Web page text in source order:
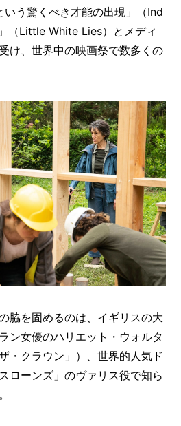
う驚くべき才能の出現」（Ind
（Little White Lies）とメディ
け、世界中の映画祭で数多くの
脇を固めるのは、イギリスの大
ン女優のハリエット・ウォルタ
・クラウン」）、世界的人気ド
ローンズ」のヴァリス役で知ら